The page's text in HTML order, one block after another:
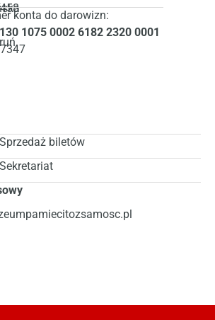
konta do darowizn:
1075 0002 6182 2320 0001
biletów